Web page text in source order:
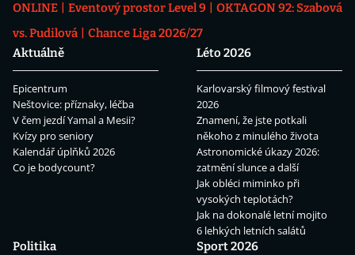
ONLINE
Eventový prostor Level 9
OKTAGON 92: Szabová
vs. Pudilová
Chance Liga 2026/27
Aktuálně
Epicentrum
Neštovice: příznaky, léčba
V čem jezdí Yamal a Mesii?
Kvízy pro seniory
Kalendář úplňků 2026
Co je bodycount?
Léto 2026
Karlovarský filmový festival
2026
Znamení, že jste potkali
někoho z minulého života
Astronomické úkazy 2026:
zatmění slunce a další
Jak obléci miminko při
vysokých teplotách?
Jak na dokonalé letní mojito
6 lehkých letních salátů
Politika
Sport 2026